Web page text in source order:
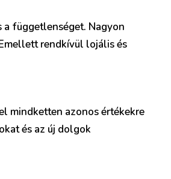
a függetlenséget. Nagyon
rendkívül lojális és
mindketten azonos értékekre
és az új dolgok